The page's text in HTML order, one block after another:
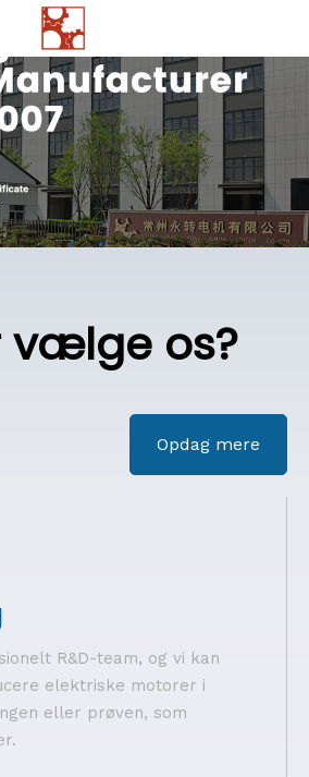
vælge os?
Opdag mere
R&D-team, og vi kan
elektriske motorer i
eller prøven, som